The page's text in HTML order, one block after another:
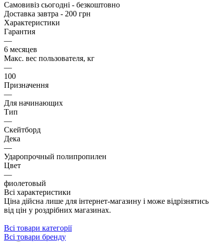
Самовивіз сьогодні - безкоштовно
Доставка завтра - 200 грн
Характеристики
Гарантия
—
6 месяцев
Макс. вес пользователя, кг
—
100
Призначення
—
Для начинающих
Тип
—
Скейтборд
Дека
—
Ударопрочный полипропилен
Цвет
—
фиолетовый
Всі характеристики
Ціна дійсна лише для інтернет-магазину і може відрізнятись
від цін у роздрібних магазинах.
Всі товари категорії
Всі товари бренду